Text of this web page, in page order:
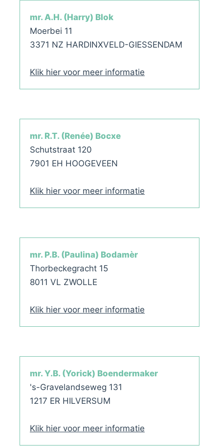
mr. A.H. (Harry) Blok
Moerbei 11
3371 NZ HARDINXVELD-GIESSENDAM
Klik hier voor meer informatie
mr. R.T. (Renée) Bocxe
Schutstraat 120
7901 EH HOOGEVEEN
Klik hier voor meer informatie
mr. P.B. (Paulina) Bodamèr
Thorbeckegracht 15
8011 VL ZWOLLE
Klik hier voor meer informatie
mr. Y.B. (Yorick) Boendermaker
's-Gravelandseweg 131
1217 ER HILVERSUM
Klik hier voor meer informatie